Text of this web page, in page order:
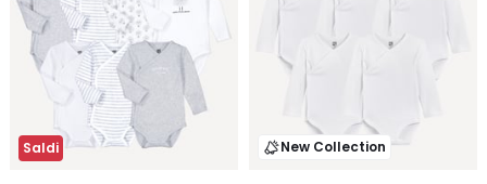
Saldi New Collection